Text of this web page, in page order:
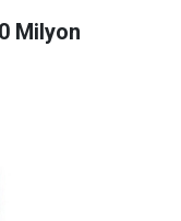
Milyon